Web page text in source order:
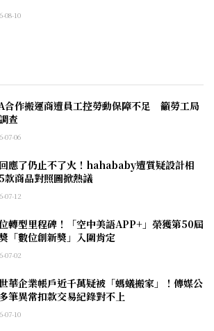
08-10
作搬運商遭員工控勞動保障不足 籲勞工局
查
07-06
應了仍止不了火！hahababy遭質疑設計相
商品對照圖掀熱議
07-12
轉型里程碑！「空中美語APP+」榮獲第50屆
「數位創新獎」入圍肯定
07-02
華企業帳戶近千萬疑被「螞蟻搬家」！傳媒公
筆異常扣款交易紀錄對不上
07-10